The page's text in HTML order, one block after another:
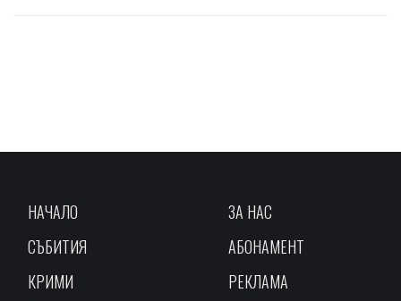
НАЧАЛО
СЪБИТИЯ
КРИМИ
ЗА НАС
АБОНАМЕНТ
РЕКЛАМА